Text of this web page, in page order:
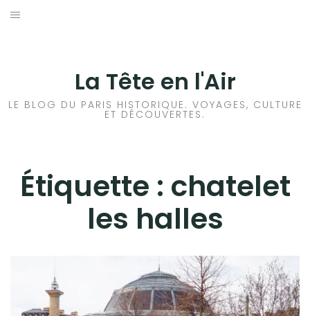
Aller
La Tête en l'Air
LE BLOG DU PARIS HISTORIQUE. VOYAGES, CULTURE
ET DÉCOUVERTES.
Étiquette : chatelet
les halles
HISTOIRES EN ILE DE FRANCE
VOYAGES À L’ÉTRANGER